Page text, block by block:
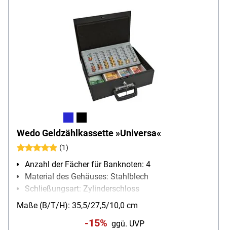
Wedo Geldzählkassette »Universa«
(1)
Anzahl der Fächer für Banknoten: 4
Material des Gehäuses: Stahlblech
Schließungsart: Zylinderschloss
Besonderheiten: mit Münzskala,
Deckelschaumstoffpolsterung
Maße (B/T/H): 35,5/27,5/10,0 cm
-15% ggü. UVP